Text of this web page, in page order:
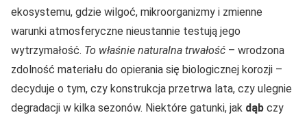
ekosystemu, gdzie wilgoć, mikroorganizmy i zmienne
warunki atmosferyczne nieustannie testują jego
wytrzymałość. To właśnie naturalna trwałość – wrodzona
zdolność materiału do opierania się biologicznej korozji –
decyduje o tym, czy konstrukcja przetrwa lata, czy ulegnie
degradacji w kilka sezonów. Niektóre gatunki, jak dąb czy